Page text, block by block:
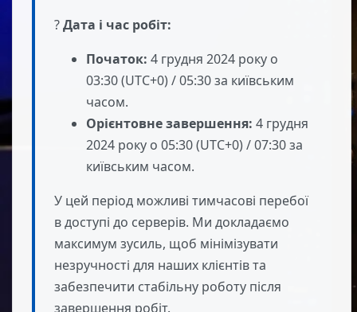
?Дата і час робіт:
Початок: 4 грудня 2024 року о
03:30 (UTC+0) / 05:30 за київським
часом.
Орієнтовне завершення: 4 грудня
2024 року о 05:30 (UTC+0) / 07:30 за
київським часом.
У цей період можливі тимчасові перебої
в доступі до серверів. Ми докладаємо
максимум зусиль, щоб мінімізувати
незручності для наших клієнтів та
забезпечити стабільну роботу після
завершення робіт.